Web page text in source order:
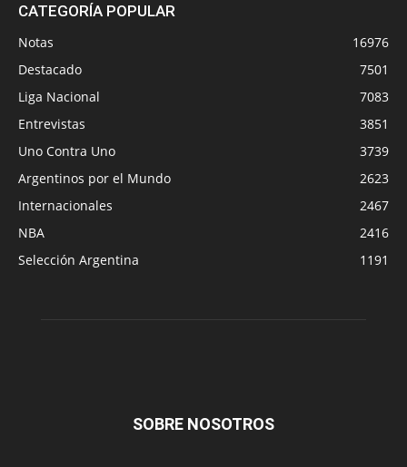
CATEGORÍA POPULAR
Notas
16976
Destacado
7501
Liga Nacional
7083
Entrevistas
3851
Uno Contra Uno
3739
Argentinos por el Mundo
2623
Internacionales
2467
NBA
2416
Selección Argentina
1191
SOBRE NOSOTROS